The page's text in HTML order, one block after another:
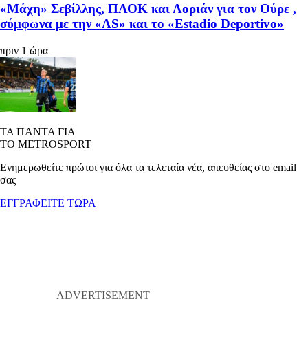
«Μάχη» Σεβίλλης, ΠΑΟΚ και Λοριάν για τον Ούρε ,
σύμφωνα με την «AS» και το «Estadio Deportivo»
πριν 1 ώρα
ΤΑ ΠΑΝΤΑ ΓΙΑ
ΤΟ METROSPORT
Ενημερωθείτε πρώτοι για όλα τα τελεταία νέα, απευθείας στο email
σας
ΕΓΓΡΑΦΕΙΤΕ ΤΩΡΑ